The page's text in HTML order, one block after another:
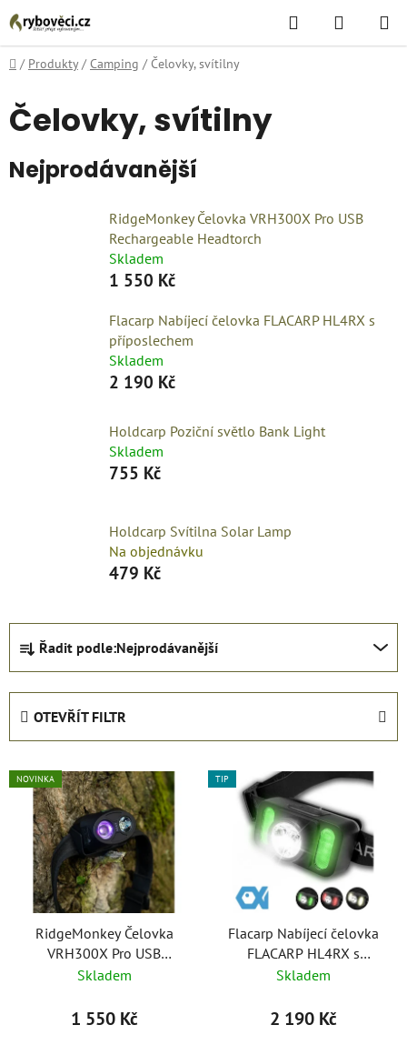
Přejít
na
obsah
Hledat
KOŠÍK
Domů
/ Produkty / Camping / Čelovky, svítilny
Čelovky, svítilny
Nejprodávanější
RidgeMonkey Čelovka VRH300X Pro USB
Rechargeable Headtorch
Skladem
1 550 Kč
Flacarp Nabíjecí čelovka FLACARP HL4RX s
příposlechem
Skladem
2 190 Kč
Holdcarp Poziční světlo Bank Light
Skladem
755 Kč
Holdcarp Svítilna Solar Lamp
Na objednávku
479 Kč
Ř
a
z
e
n
p
Řadit podle:Nejprodávanější
OTEVŘÍT FILTR
V
ý
NOVINKA
RidgeMonkey Čelovka
VRH300X Pro USB
Rechargeable Headtorch
Skladem
1 550 Kč
TIP
Flacarp Nabíjecí čelovka
FLACARP HL4RX s
příposlechem
Skladem
2 190 Kč